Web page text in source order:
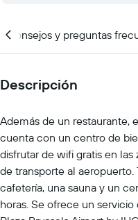
Consejos y preguntas
Descripción
Además de un restaurante,
cuenta con un centro de
disfrutar de wifi gratis en
de transporte al
cafetería, una sauna y un
horas. Se ofrece un